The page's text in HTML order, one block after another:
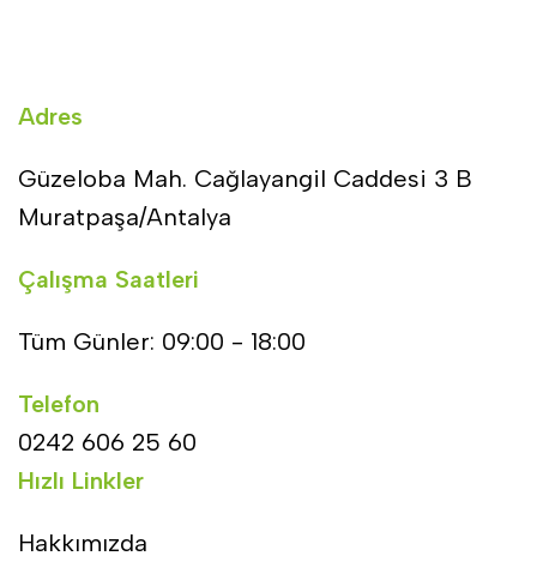
Adres
Güzeloba Mah. Cağlayangil Caddesi 3 B
Muratpaşa/Antalya
Çalışma Saatleri
Tüm Günler: 09:00 - 18:00
Telefon
0242 606 25 60
Hızlı Linkler
Hakkımızda